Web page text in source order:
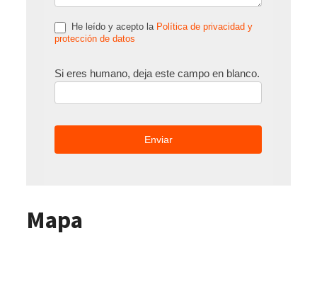
He leído y acepto la Política de privacidad y
protección de datos
Si eres humano, deja este campo en blanco.
Mapa